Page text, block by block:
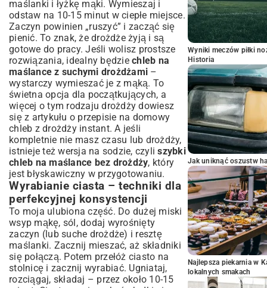
maślanki i łyżkę mąki. Wymieszaj i
odstaw na 10-15 minut w ciepłe miejsce.
Zaczyn powinien „ruszyć” i zacząć się
pienić. To znak, że drożdże żyją i są
gotowe do pracy. Jeśli wolisz prostsze
rozwiązania, idealny będzie chleb na
maślance z suchymi drożdżami –
wystarczy wymieszać je z mąką. To
świetna opcja dla początkujących, a
więcej o tym rodzaju drożdży dowiesz
się z artykułu o przepisie na domowy
chleb z drożdży instant. A jeśli
kompletnie nie masz czasu lub drożdży,
istnieje też wersja na sodzie, czyliszybki
chleb na maślance bez drożdży, który
jest błyskawiczny w przygotowaniu.
Wyrabianie ciasta – techniki dla
perfekcyjnej konsystencji
To moja ulubiona część. Do dużej miski
wsyp mąkę, sól, dodaj wyrośnięty
zaczyn (lub suche drożdże) i resztę
maślanki. Zacznij mieszać, aż składniki
się połączą. Potem przełóż ciasto na
stolnicę i zacznij wyrabiać. Ugniataj,
rozciągaj, składaj – przez około 10-15
Wyniki meczów piłki
Historia
Jak uniknąć oszustw
Najlepsza piekarnia w
lokalnych smakach